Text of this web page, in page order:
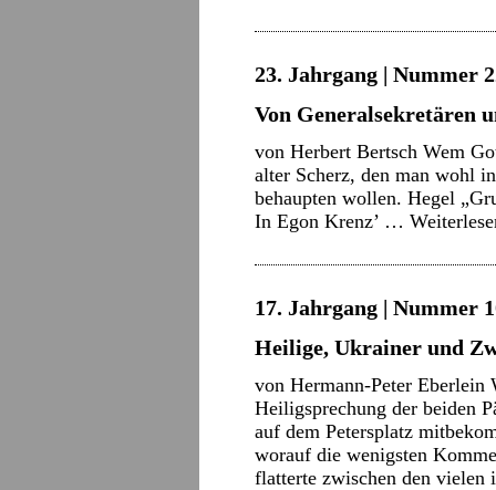
23. Jahrgang | Nummer
Von Generalsekretären
von Herbert Bertsch Wem
alter Scherz, den man wohl
behaupten wollen. Hegel
In Egon Krenz’ …
17. Jahrgang | Nummer
Heilige, Ukrainer und
von Hermann-Peter
Heiligsprechung der beiden
auf dem Petersplatz
worauf die wenigsten
flatterte zwischen den